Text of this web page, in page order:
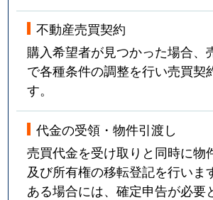
不動産売買契約
購入希望者が見つかった場合、
で各種条件の調整を行い売買契
す。
代金の受領・物件引渡し
売買代金を受け取りと同時に物
及び所有権の移転登記を行いま
ある場合には、確定申告が必要